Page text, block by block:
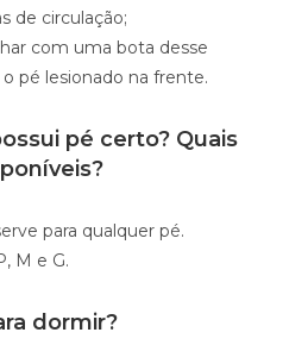
de circulação;
com uma bota desse
pé lesionado na frente.
pé certo? Quais
para qualquer pé.
M e G.
dormir?